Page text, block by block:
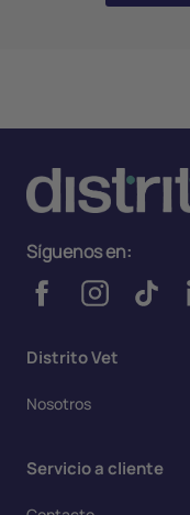
Distrito Vet
Nosotros
Servicio a cliente
Síguenos en: